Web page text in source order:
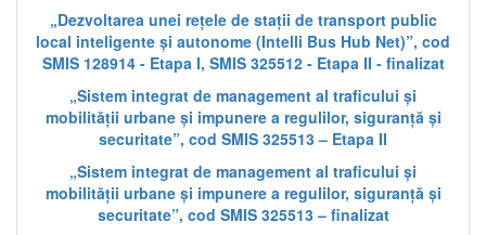
„Dezvoltarea unei rețele de stații de transport public
local inteligente și autonome (Intelli Bus Hub Net)”, cod
SMIS 128914 - Etapa I, SMIS 325512 - Etapa II - finalizat
„Sistem integrat de management al traficului și
mobilității urbane și impunere a regulilor, siguranță și
securitate”, cod SMIS 325513 – Etapa II
„Sistem integrat de management al traficului și
mobilității urbane și impunere a regulilor, siguranță și
securitate”, cod SMIS 325513 – finalizat